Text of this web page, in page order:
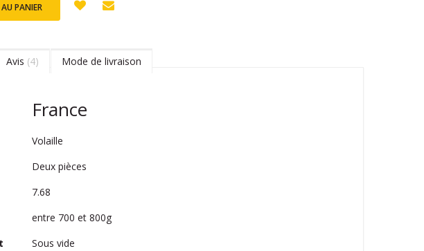
PANIER
France
Volaille
Deux pièces
7.68
entre 700 et 800g
Sous vide
Avis 4 Mode de livraison